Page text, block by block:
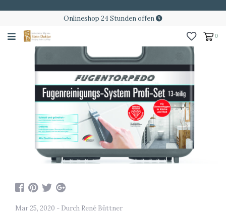
Onlineshop 24 Stunden offen
0
Mar 25, 2020 - Durch René Büttner